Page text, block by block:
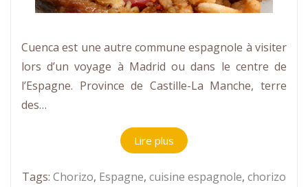
Cuenca est une autre commune espagnole à visiter
lors d’un voyage à Madrid ou dans le centre de
l’Espagne. Province de Castille-La Manche, terre
des…
Lire plus
Tags: Chorizo, Espagne, cuisine espagnole, chorizo